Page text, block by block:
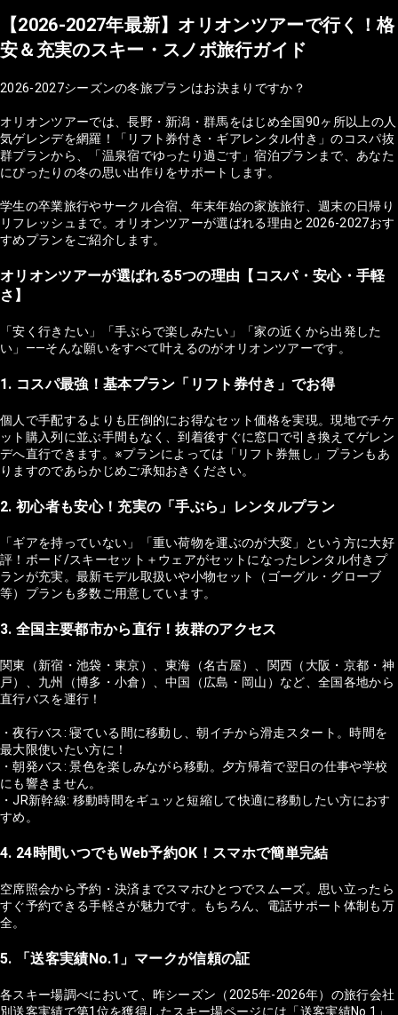
【2026-2027年最新】オリオンツアーで行く！格
安＆充実のスキー・スノボ旅行ガイド
2026-2027シーズンの冬旅プランはお決まりですか？
オリオンツアーでは、長野・新潟・群馬をはじめ全国90ヶ所以上の人
気ゲレンデを網羅！「リフト券付き・ギアレンタル付き」のコスパ抜
群プランから、「温泉宿でゆったり過ごす」宿泊プランまで、あなた
にぴったりの冬の思い出作りをサポートします。
学生の卒業旅行やサークル合宿、年末年始の家族旅行、週末の日帰り
リフレッシュまで。オリオンツアーが選ばれる理由と2026-2027おす
すめプランをご紹介します。
オリオンツアーが選ばれる5つの理由【コスパ・安心・手軽
さ】
「安く行きたい」「手ぶらで楽しみたい」「家の近くから出発した
い」——そんな願いをすべて叶えるのがオリオンツアーです。
1. コスパ最強！基本プラン「リフト券付き」でお得
個人で手配するよりも圧倒的にお得なセット価格を実現。現地でチケ
ット購入列に並ぶ手間もなく、到着後すぐに窓口で引き換えてゲレン
デへ直行できます。※プランによっては「リフト券無し」プランもあ
りますのであらかじめご承知おきください。
2. 初心者も安心！充実の「手ぶら」レンタルプラン
「ギアを持っていない」「重い荷物を運ぶのが大変」という方に大好
評！ボード/スキーセット＋ウェアがセットになったレンタル付きプ
ランが充実。最新モデル取扱いや小物セット（ゴーグル・グローブ
等）プランも多数ご用意しています。
3. 全国主要都市から直行！抜群のアクセス
関東（新宿・池袋・東京）、東海（名古屋）、関西（大阪・京都・神
戸）、九州（博多・小倉）、中国（広島・岡山）など、全国各地から
直行バスを運行！
・夜行バス: 寝ている間に移動し、朝イチから滑走スタート。時間を
最大限使いたい方に！
・朝発バス: 景色を楽しみながら移動。夕方帰着で翌日の仕事や学校
にも響きません。
・JR新幹線: 移動時間をギュッと短縮して快適に移動したい方におす
すめ。
4. 24時間いつでもWeb予約OK！スマホで簡単完結
空席照会から予約・決済までスマホひとつでスムーズ。思い立ったら
すぐ予約できる手軽さが魅力です。もちろん、電話サポート体制も万
全。
5. 「送客実績No.1」マークが信頼の証
各スキー場調べにおいて、昨シーズン（2025年-2026年）の旅行会社
別送客実績で第1位を獲得したスキー場ページには「送客実績No.1」